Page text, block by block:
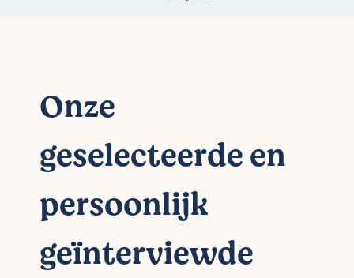
Onze
geselecteerde en
persoonlijk
geïnterviewde